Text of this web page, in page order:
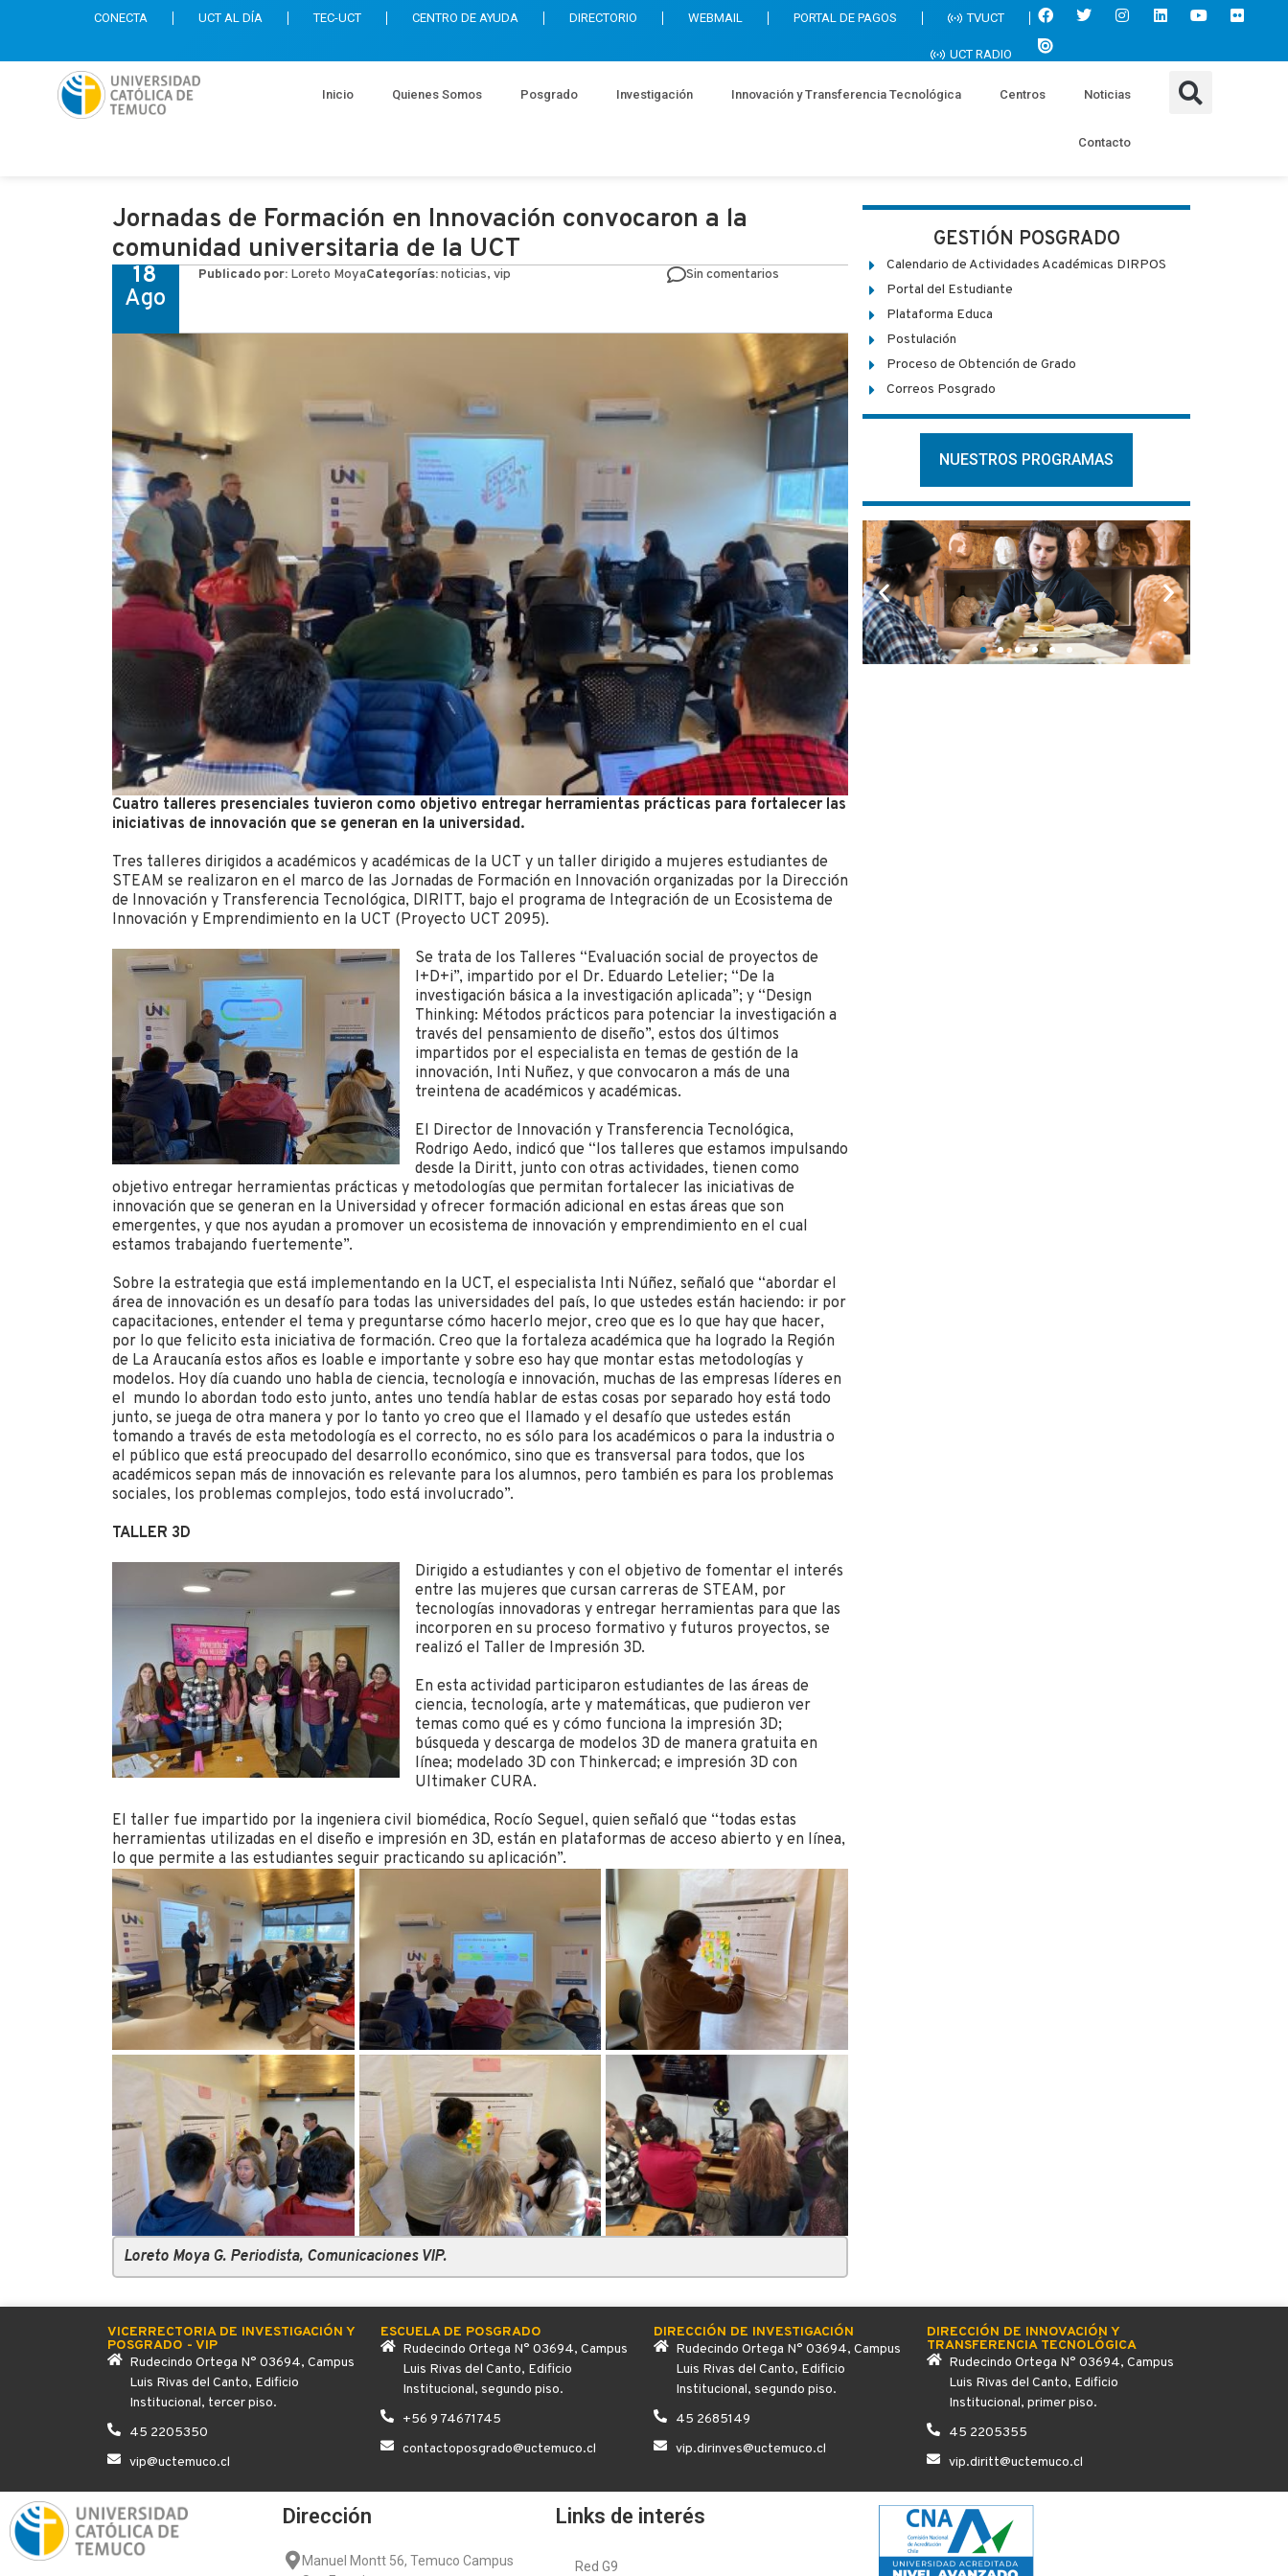
CONECTA UCT AL DÍA TEC-UCT CENTRO DE AYUDA DIRECTORIO WEBMAIL PORTAL DE PAGOS TVUCT
UCT RADIO
Inicio Quienes Somos Posgrado Investigación Innovación y Transferencia Tecnológica Centros Noticias
Contacto
Jornadas de Formación en Innovación convocaron a la
comunidad universitaria de la UCT
18
Ago
Publicado por:Loreto MoyaCategorías:noticias, vip Sin comentarios
Cuatro talleres presenciales tuvieron como objetivo entregar herramientas prácticas para fortalecer las
iniciativas de innovación que se generan en la universidad.
Tres talleres dirigidos a académicos y académicas de la UCT y un taller dirigido a mujeres estudiantes de
STEAM se realizaron en el marco de las Jornadas de Formación en Innovación organizadas por la Dirección
de Innovación y Transferencia Tecnológica, DIRITT, bajo el programa de Integración de un Ecosistema de
Innovación y Emprendimiento en la UCT (Proyecto UCT 2095).
Se trata de los Talleres “Evaluación social de proyectos de
I+D+i”, impartido por el Dr. Eduardo Letelier; “De la
investigación básica a la investigación aplicada”; y “Design
Thinking: Métodos prácticos para potenciar la investigación a
través del pensamiento de diseño”, estos dos últimos
impartidos por el especialista en temas de gestión de la
innovación, Inti Nuñez, y que convocaron a más de una
treintena de académicos y académicas.
El Director de Innovación y Transferencia Tecnológica,
Rodrigo Aedo, indicó que “los talleres que estamos impulsando
desde la Diritt, junto con otras actividades, tienen como
objetivo entregar herramientas prácticas y metodologías que permitan fortalecer las iniciativas de
innovación que se generan en la Universidad y ofrecer formación adicional en estas áreas que son
emergentes, y que nos ayudan a promover un ecosistema de innovación y emprendimiento en el cual
estamos trabajando fuertemente”.
Sobre la estrategia que está implementando en la UCT, el especialista Inti Núñez, señaló que “abordar el
área de innovación es un desafío para todas las universidades del país, lo que ustedes están haciendo: ir por
capacitaciones, entender el tema y preguntarse cómo hacerlo mejor, creo que es lo que hay que hacer,
por lo que felicito esta iniciativa de formación. Creo que la fortaleza académica que ha logrado la Región
de La Araucanía estos años es loable e importante y sobre eso hay que montar estas metodologías y
modelos. Hoy día cuando uno habla de ciencia, tecnología e innovación, muchas de las empresas líderes en
el mundo lo abordan todo esto junto, antes uno tendía hablar de estas cosas por separado hoy está todo
junto, se juega de otra manera y por lo tanto yo creo que el llamado y el desafío que ustedes están
tomando a través de esta metodología es el correcto, no es sólo para los académicos o para la industria o
el público que está preocupado del desarrollo económico, sino que es transversal para todos, que los
académicos sepan más de innovación es relevante para los alumnos, pero también es para los problemas
sociales, los problemas complejos, todo está involucrado”.
TALLER 3D
Dirigido a estudiantes y con el objetivo de fomentar el interés
entre las mujeres que cursan carreras de STEAM, por
tecnologías innovadoras y entregar herramientas para que las
incorporen en su proceso formativo y futuros proyectos, se
realizó el Taller de Impresión 3D.
En esta actividad participaron estudiantes de las áreas de
ciencia, tecnología, arte y matemáticas, que pudieron ver
temas como qué es y cómo funciona la impresión 3D;
búsqueda y descarga de modelos 3D de manera gratuita en
línea; modelado 3D con Thinkercad; e impresión 3D con
Ultimaker CURA.
El taller fue impartido por la ingeniera civil biomédica, Rocío Seguel, quien señaló que “todas estas
herramientas utilizadas en el diseño e impresión en 3D, están en plataformas de acceso abierto y en línea,
lo que permite a las estudiantes seguir practicando su aplicación”.
Loreto Moya G. Periodista, Comunicaciones VIP.
GESTIÓN POSGRADO
Calendario de Actividades Académicas DIRPOS
Portal del Estudiante
Plataforma Educa
Postulación
Proceso de Obtención de Grado
Correos Posgrado
NUESTROS PROGRAMAS
VICERRECTORIA DE INVESTIGACIÓN Y
POSGRADO - VIP
Rudecindo Ortega N° 03694, Campus
Luis Rivas del Canto, Edificio
Institucional, tercer piso.
45 2205350
vip@uctemuco.cl
ESCUELA DE POSGRADO
Rudecindo Ortega N° 03694, Campus
Luis Rivas del Canto, Edificio
Institucional, segundo piso.
+56 9 74671745
contactoposgrado@uctemuco.cl
DIRECCIÓN DE INVESTIGACIÓN
Rudecindo Ortega N° 03694, Campus
Luis Rivas del Canto, Edificio
Institucional, segundo piso.
45 2685149
vip.dirinves@uctemuco.cl
DIRECCIÓN DE INNOVACIÓN Y
TRANSFERENCIA TECNOLÓGICA
Rudecindo Ortega N° 03694, Campus
Luis Rivas del Canto, Edificio
Institucional, primer piso.
45 2205355
vip.diritt@uctemuco.cl
Dirección
Manuel Montt 56, Temuco Campus
Links de interés
Red G9